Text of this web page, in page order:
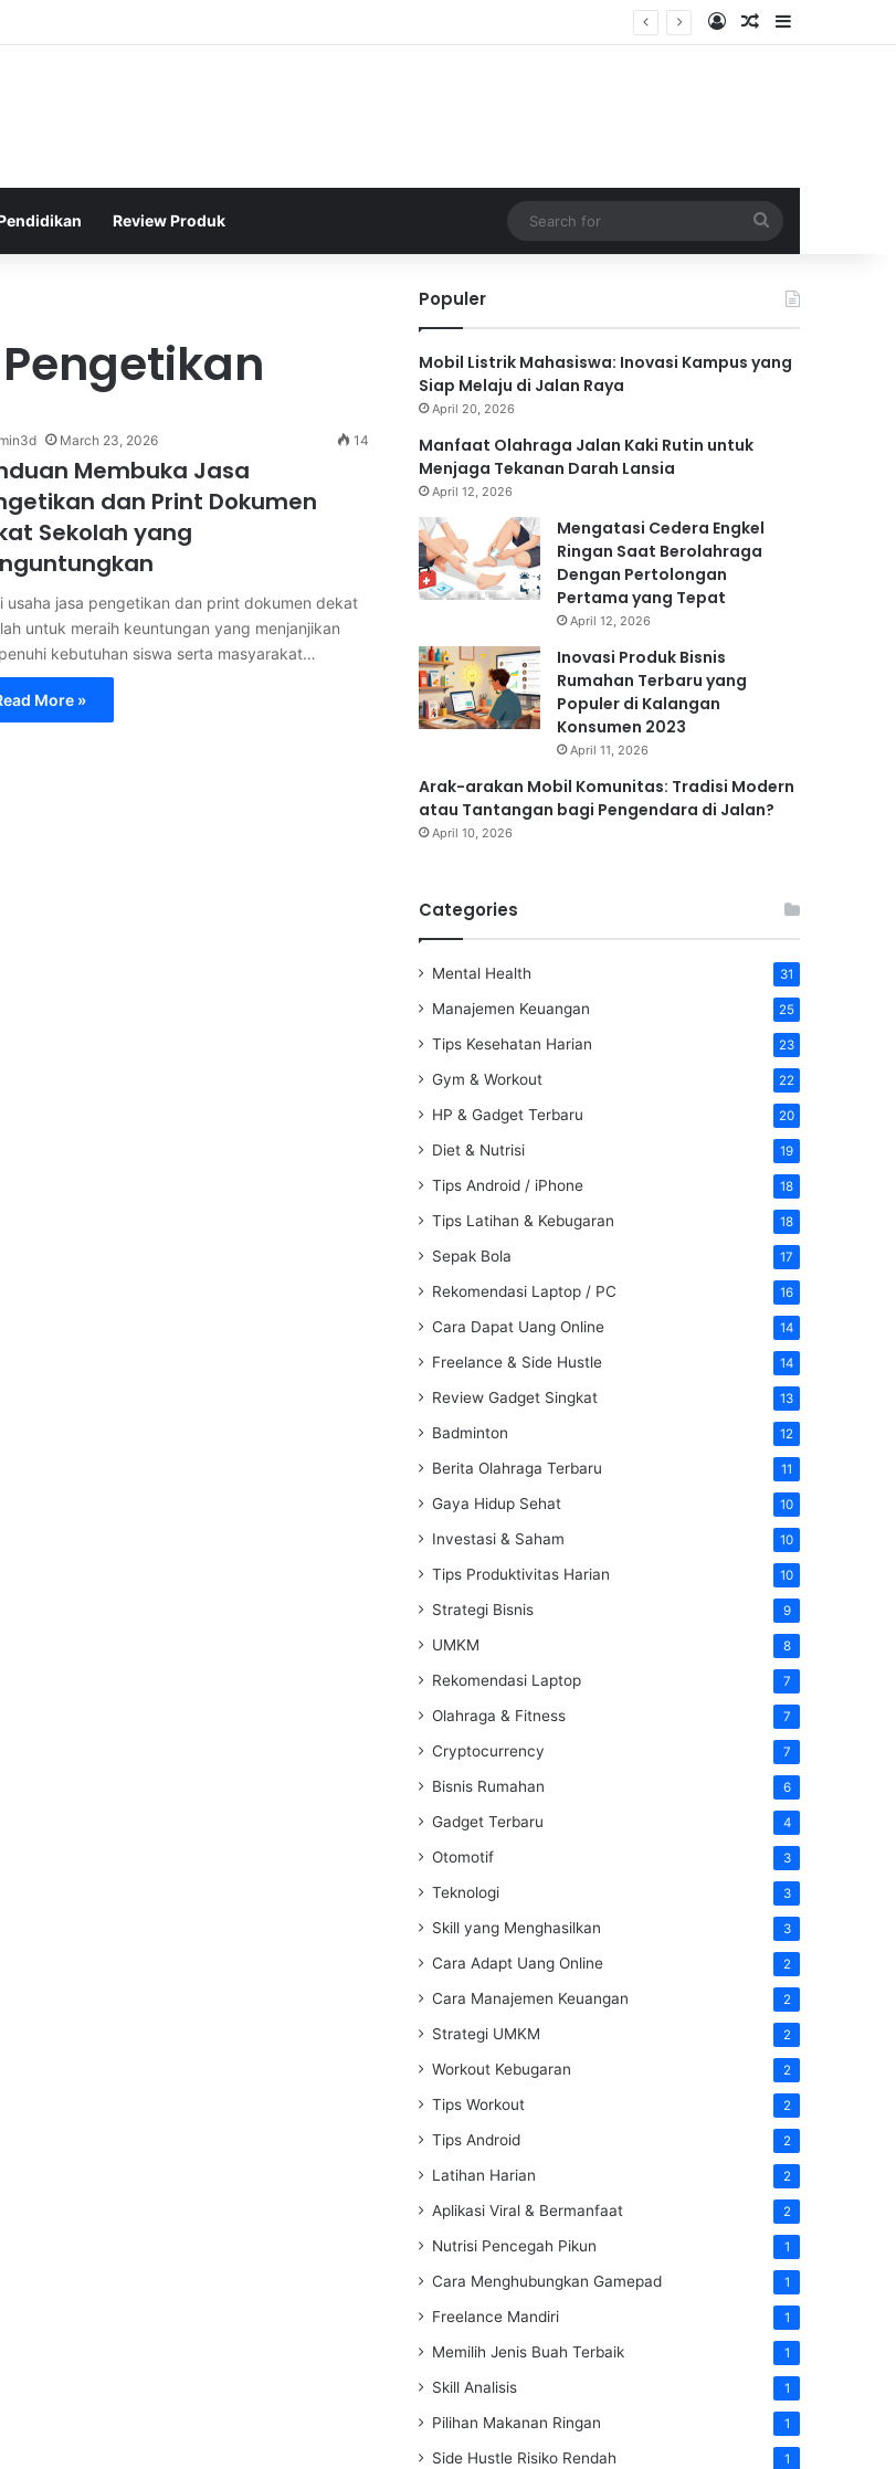
Log InRandom Article
Sidebar
Review Produk
for
March 23, 2026 14
Membuka Jasa
dan Print Dokumen
Sekolah yang
usaha jasa pengetikan dan print dokumen dekat
untuk meraih keuntungan yang menjanjikan
kebutuhan siswa serta masyarakat…
More »
Populer
Mobil Listrik Mahasiswa: Inovasi Kampus yang
Siap Melaju di Jalan Raya
April 20, 2026
Manfaat Olahraga Jalan Kaki Rutin untuk
Menjaga Tekanan Darah Lansia
April 12, 2026
Mengatasi Cedera Engkel
Ringan Saat Berolahraga
Dengan Pertolongan
Pertama yang Tepat
April 12, 2026
Inovasi Produk Bisnis
Rumahan Terbaru yang
Populer di Kalangan
Konsumen 2023
April 11, 2026
Arak-arakan Mobil Komunitas: Tradisi Modern
atau Tantangan bagi Pengendara di Jalan?
April 10, 2026
Categories
Mental Health 31
Manajemen Keuangan 25
Tips Kesehatan Harian 23
Gym & Workout 22
HP & Gadget Terbaru 20
Diet & Nutrisi 19
Tips Android / iPhone 18
Tips Latihan & Kebugaran 18
Sepak Bola 17
Rekomendasi Laptop / PC 16
Cara Dapat Uang Online 14
Freelance & Side Hustle 14
Review Gadget Singkat 13
Badminton 12
Berita Olahraga Terbaru 11
Gaya Hidup Sehat 10
Investasi & Saham 10
Tips Produktivitas Harian 10
Strategi Bisnis 9
UMKM 8
Rekomendasi Laptop 7
Olahraga & Fitness 7
Cryptocurrency 7
Bisnis Rumahan 6
Gadget Terbaru 4
Otomotif 3
Teknologi 3
Skill yang Menghasilkan 3
Cara Adapt Uang Online 2
Cara Manajemen Keuangan 2
Strategi UMKM 2
Workout Kebugaran 2
Tips Workout 2
Tips Android 2
Latihan Harian 2
Aplikasi Viral & Bermanfaat 2
Nutrisi Pencegah Pikun 1
Cara Menghubungkan Gamepad 1
Freelance Mandiri 1
Memilih Jenis Buah Terbaik 1
Skill Analisis 1
Pilihan Makanan Ringan 1
Side Hustle Risiko Rendah 1